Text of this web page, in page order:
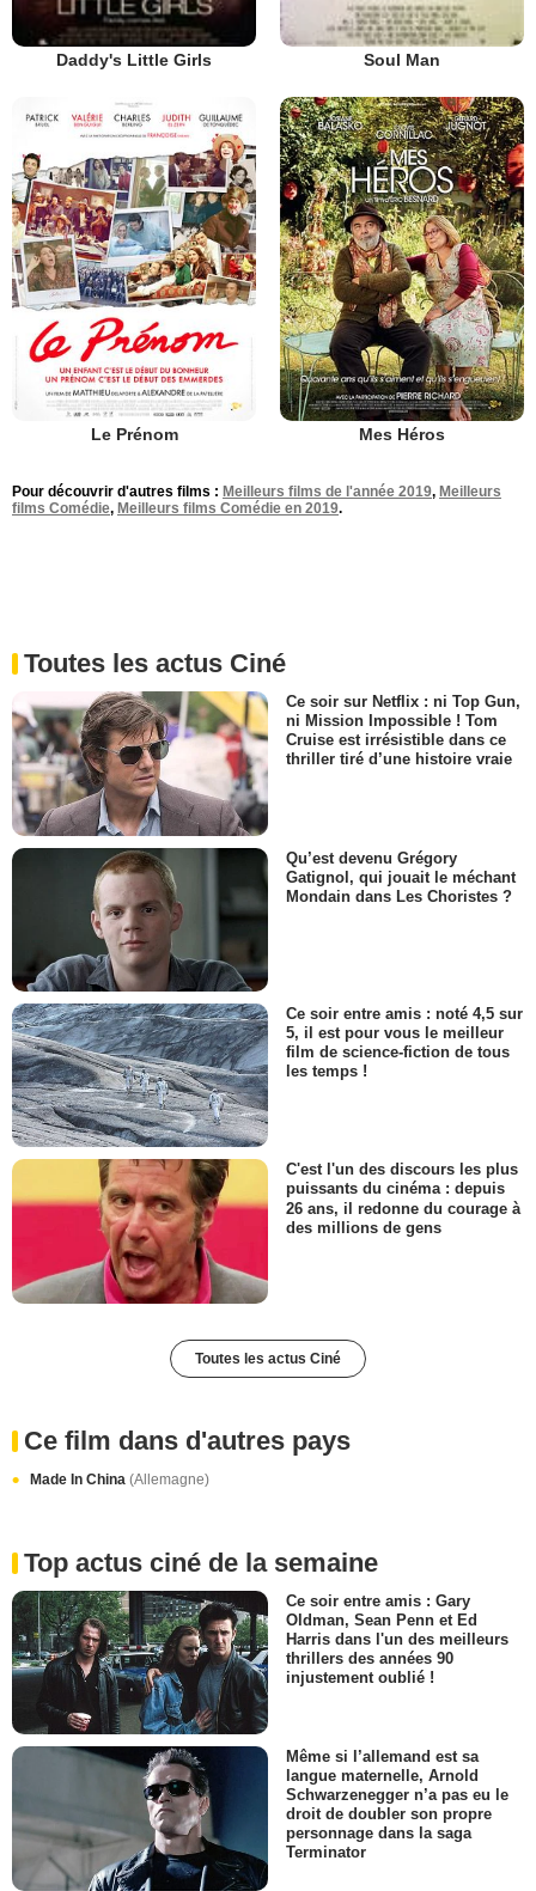
Daddy's Little Girls Soul Man
Le Prénom Mes Héros
Pour découvrir d'autres films : Meilleurs films de l'année 2019, Meilleurs
films Comédie, Meilleurs films Comédie en 2019.
Toutes les actus Ciné
Ce soir sur Netflix : ni Top Gun,
ni Mission Impossible ! Tom
Cruise est irrésistible dans ce
thriller tiré d’une histoire vraie
Qu’est devenu Grégory
Gatignol, qui jouait le méchant
Mondain dans Les Choristes ?
Ce soir entre amis : noté 4,5 sur
5, il est pour vous le meilleur
film de science-fiction de tous
les temps !
C'est l'un des discours les plus
puissants du cinéma : depuis
26 ans, il redonne du courage à
des millions de gens
Toutes les actus Ciné
Ce film dans d'autres pays
Made In China (Allemagne)
Top actus ciné de la semaine
Ce soir entre amis : Gary
Oldman, Sean Penn et Ed
Harris dans l'un des meilleurs
thrillers des années 90
injustement oublié !
Même si l’allemand est sa
langue maternelle, Arnold
Schwarzenegger n’a pas eu le
droit de doubler son propre
personnage dans la saga
Terminator